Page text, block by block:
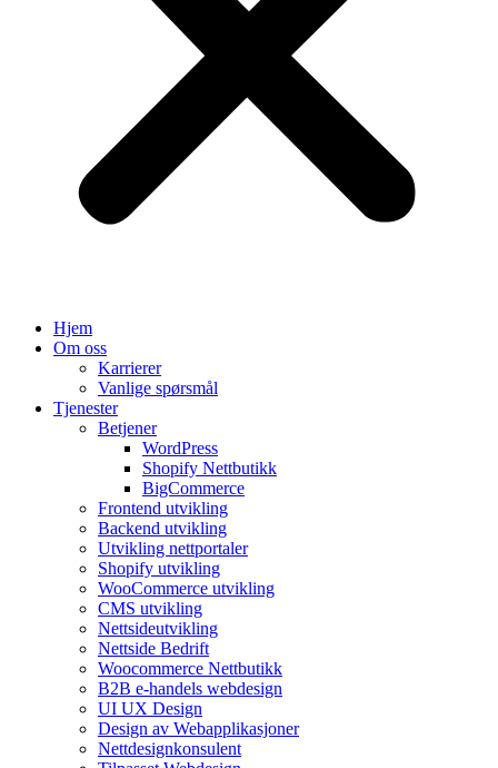
Hjem
Om oss
Karrierer
Vanlige spørsmål
Tjenester
Betjener
WordPress
Shopify Nettbutikk
BigCommerce
Frontend utvikling
Backend utvikling
Utvikling nettportaler
Shopify utvikling
WooCommerce utvikling
CMS utvikling
Nettsideutvikling
Nettside Bedrift
Woocommerce Nettbutikk
B2B e-handels webdesign
UI UX Design
Design av Webapplikasjoner
Nettdesignkonsulent